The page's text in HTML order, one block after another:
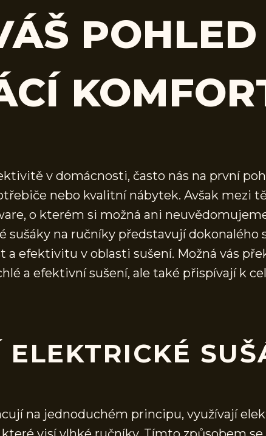
POHLED
v domácnosti, často nás na první
nebo kvalitní nábytek. Avšak mezi
o kterém si možná ani
na ručníky představují dokonalého
efektivitu v oblasti sušení. Možná vás
a efektivní sušení, ale také přispívají k
na jednoduchém principu, využívají